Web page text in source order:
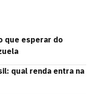
que esperar do
qual renda entra na